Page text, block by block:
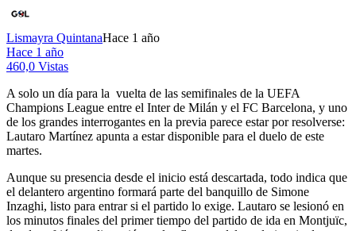
Lismayra QuintanaHace 1 año
Hace 1 año
460,0 Vistas
A solo un día para la vuelta de las semifinales de la UEFA
Champions League entre el Inter de Milán y el FC Barcelona, y uno
de los grandes interrogantes en la previa parece estar por resolverse:
Lautaro Martínez apunta a estar disponible para el duelo de este
martes.
Aunque su presencia desde el inicio está descartada, todo indica que
el delantero argentino formará parte del banquillo de Simone
Inzaghi, listo para entrar si el partido lo exige. Lautaro se lesionó en
los minutos finales del primer tiempo del partido de ida en Montjuïc,